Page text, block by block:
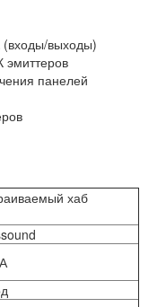
выходы)
эмиттеров
панелей
хаб